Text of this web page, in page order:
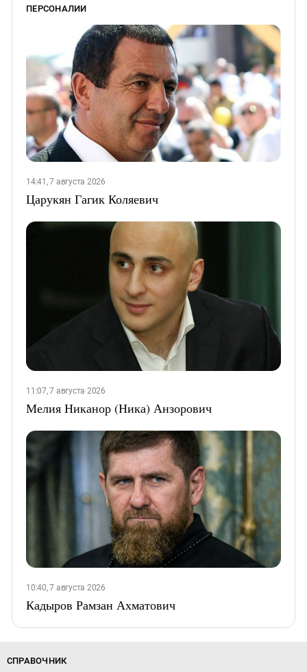
ПЕРСОНАЛИИ
14:41, 7 августа 2026
Царукян Гагик Коляевич
11:07, 7 августа 2026
Мелия Никанор (Ника) Анзорович
10:40, 7 августа 2026
Кадыров Рамзан Ахматович
СПРАВОЧНИК